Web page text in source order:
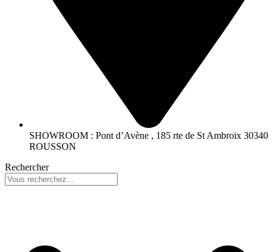
SHOWROOM : Pont d’Avène , 185 rte de St Ambroix 30340
ROUSSON
Rechercher